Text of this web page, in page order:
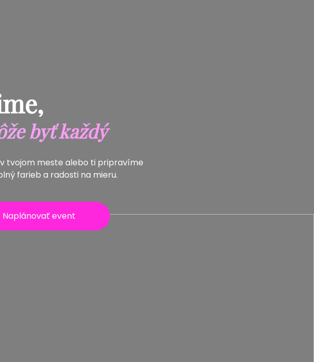
byť každý
tvojom meste alebo ti pripravíme
farieb a radosti na mieru.
Naplánovať event